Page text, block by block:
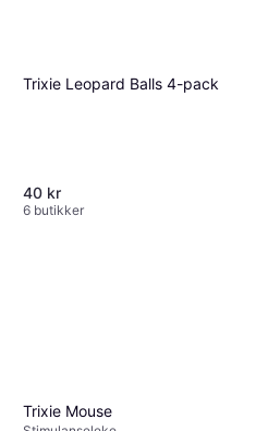
Trixie Leopard Balls 4-pack
40 kr
6 butikker
Trixie Mouse